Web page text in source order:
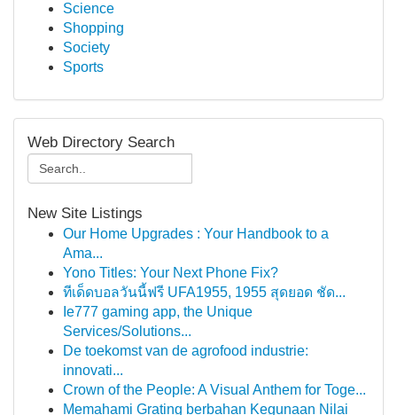
Science
Shopping
Society
Sports
Web Directory Search
New Site Listings
Our Home Upgrades : Your Handbook to a
Ama...
Yono Titles: Your Next Phone Fix?
ทีเด็ดบอลวันนี้ฟรี UFA1955, 1955 สุดยอด ชัด...
Ie777 gaming app, the Unique
Services/Solutions...
De toekomst van de agrofood industrie:
innovati...
Crown of the People: A Visual Anthem for Toge...
Memahami Grating berbahan Kegunaan Nilai